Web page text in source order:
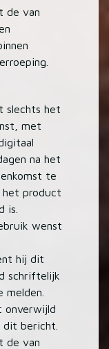
de van
slechts het
met
na het
te
het product
is.
wenst
hij dit
schriftelijk
melden.
onverwijld
dit bericht.
de van